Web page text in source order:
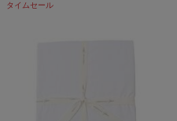
タイムセール